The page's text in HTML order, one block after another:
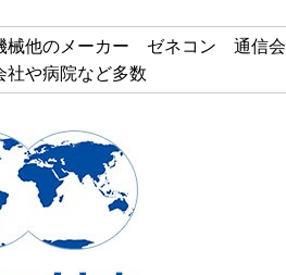
他のメーカー ゼネコン 通信会
や病院など多数